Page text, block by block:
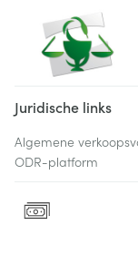
Juridische links
Algemene
ODR-platform